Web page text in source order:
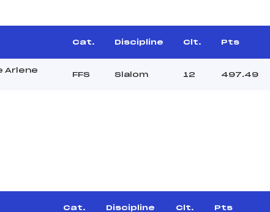
Cat. Discipline Clt. Pts
Arlene
FFS Slalom 12 497.49
Cat. Discipline Clt. Pts